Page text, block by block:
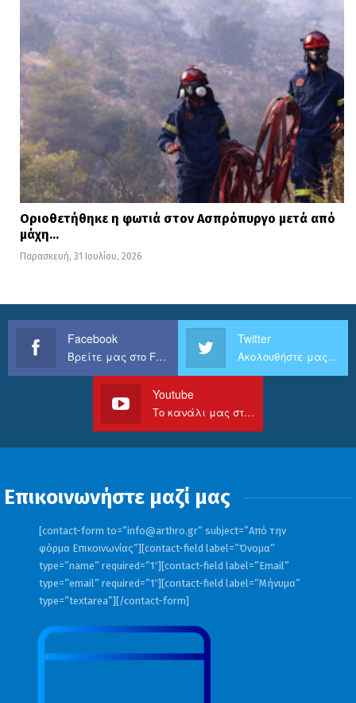
Οριοθετήθηκε η φωτιά στον Ασπρόπυργο μετά από
μάχη…
Παρασκευή, 31 Ιουλίου, 2026
Facebook
Βρείτε μας στο Facebook
Twitter
Ακολουθήστε μας στο Twitter
Youtube
Το κανάλι μας στο Youtube
Επικοινωνήστε μαζί μας
[contact-form to=”info@arthro.gr” subject=”Από την
φόρμα Επικοινωνίας”][contact-field label=”Όνομα”
type=”name” required=”1″][contact-field label=”Email”
type=”email” required=”1″][contact-field label=”Μήνυμα”
type=”textarea”][/contact-form]